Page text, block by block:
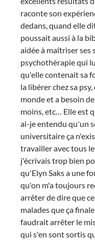
raconte son
dedans, quand elle
poussait aussi à la
aidée à maîtriser ses
psychothérapie qui
qu'elle contenait sa
la libérer chez sa
monde et a besoin
moins, etc… Elle est
ai-je entendu qu'un
universitaire ça
travailler avec tous
j'écrivais trop bien
qu'Elyn Saks a une
qu'on m'a toujours
arrêter de dire que
malades que ça
faudrait arrêter le
qui s'en sont sortis